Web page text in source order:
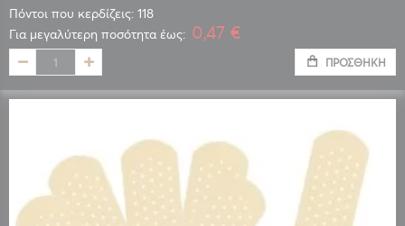
Πόντοι που κερδίζεις: 118
Για μεγαλύτερη ποσότητα έως: 0,47 €
ΠΡΟΣΘΉΚΗ